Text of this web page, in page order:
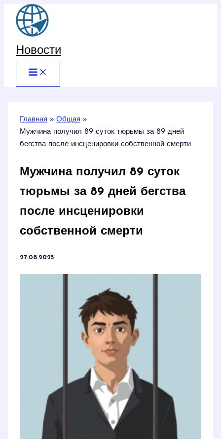
Перейти
содержимому
Новости
Главная
Общая
Мужчина получил 89 суток тюрьмы за 89 дней
бегства после инсценировки собственной смерти
Мужчина получил 89 суток
тюрьмы за 89 дней бегства
после инсценировки
собственной смерти
27.08.2025